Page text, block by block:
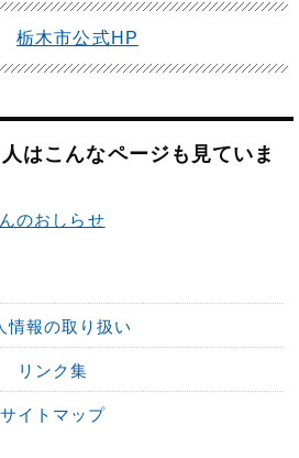
栃木市公式HP
はこんなページも見ていま
のおしらせ
情報の取り扱い
リンク集
サイトマップ